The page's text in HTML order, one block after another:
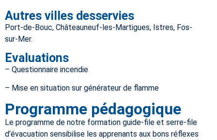
Autres villes desservies
Port-de-Bouc, Châteauneuf-les-Martigues, Istres, Fos-
sur-Mer.
Evaluations
– Questionnaire incendie
– Mise en situation sur générateur de flamme
Programme pédagogique
Le programme de notre formation guide-file et serre-file
d’évacuation sensibilise les apprenants aux bons réflexes